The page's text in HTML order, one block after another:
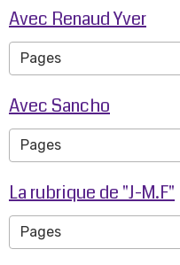
Avec Renaud Yver
Avec Sancho
La rubrique de "J-M.F"